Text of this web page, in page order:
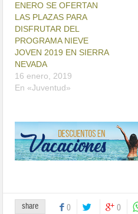
ENERO SE OFERTAN
LAS PLAZAS PARA
DISFRUTAR DEL
PROGRAMA NIEVE
JOVEN 2019 EN SIERRA
NEVADA
16 enero, 2019
En «Juventud»
share 0 0